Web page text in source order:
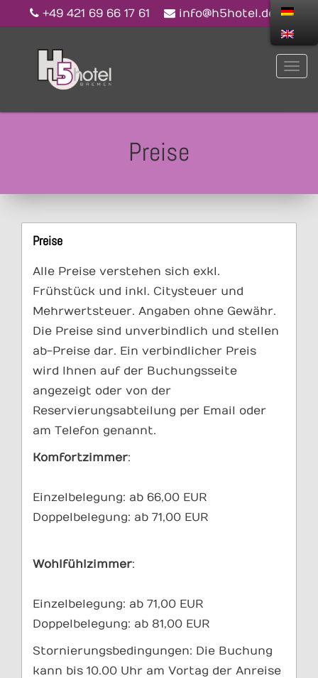
+49 421 69 66 17 61 info@h5hotel.de
Preise
Preise
Alle Preise verstehen sich exkl.
Frühstück und inkl. Citysteuer und
Mehrwertsteuer. Angaben ohne Gewähr.
Die Preise sind unverbindlich und stellen
ab-Preise dar. Ein verbindlicher Preis
wird Ihnen auf der Buchungsseite
angezeigt oder von der
Reservierungsabteilung per Email oder
am Telefon genannt.
Komfortzimmer:
Einzelbelegung: ab 66,00 EUR
Doppelbelegung: ab 71,00 EUR
Wohlfühlzimmer:
Einzelbelegung: ab 71,00 EUR
Doppelbelegung: ab 81,00 EUR
Stornierungsbedingungen: Die Buchung
kann bis 10.00 Uhr am Vortag der Anreise